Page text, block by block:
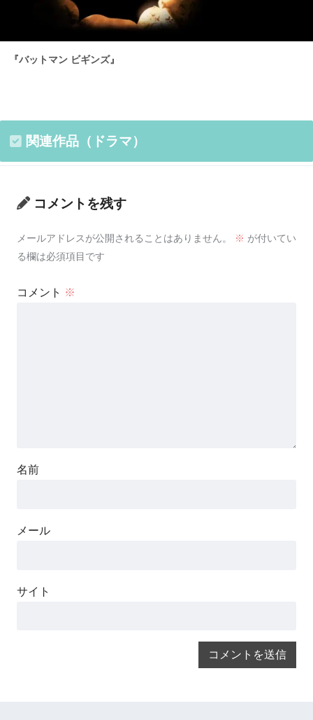
『バットマン ビギンズ』
関連作品（ドラマ）
コメントを残す
メールアドレスが公開されることはありません。 ※ が付いてい
る欄は必須項目です
コメント ※
名前
メール
サイト